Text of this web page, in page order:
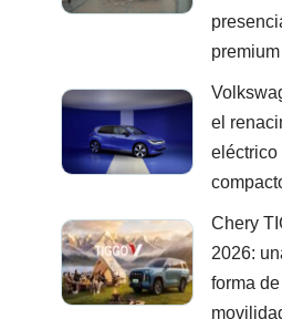
premium
el
eléctrico
Chery
2026:
forma